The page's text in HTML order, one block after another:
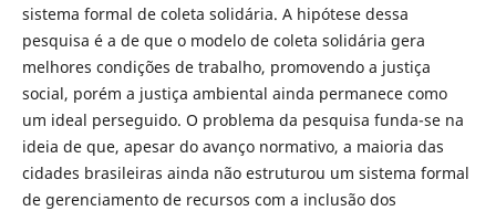
sistema formal de coleta solidária. A hipótese dessa
pesquisa é a de que o modelo de coleta solidária gera
melhores condições de trabalho, promovendo a justiça
social, porém a justiça ambiental ainda permanece como
um ideal perseguido. O problema da pesquisa funda-se na
ideia de que, apesar do avanço normativo, a maioria das
cidades brasileiras ainda não estruturou um sistema formal
de gerenciamento de recursos com a inclusão dos